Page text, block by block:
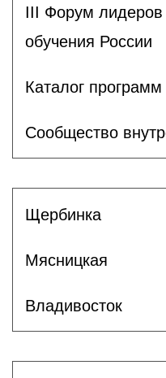
III Форум лидеров
обучения России
Каталог программ
Сообщество
Щербинка
Мясницкая
Владивосток